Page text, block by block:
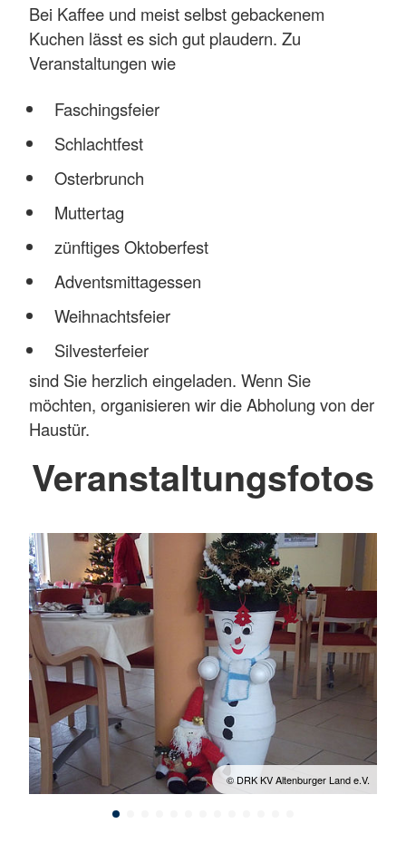
Bei Kaffee und meist selbst gebackenem
Kuchen lässt es sich gut plaudern. Zu
Veranstaltungen wie
Faschingsfeier
Schlachtfest
Osterbrunch
Muttertag
zünftiges Oktoberfest
Adventsmittagessen
Weihnachtsfeier
Silvesterfeier
sind Sie herzlich eingeladen. Wenn Sie
möchten, organisieren wir die Abholung von der
Haustür.
Veranstaltungsfotos
© DRK KV Altenburger Land e.V.